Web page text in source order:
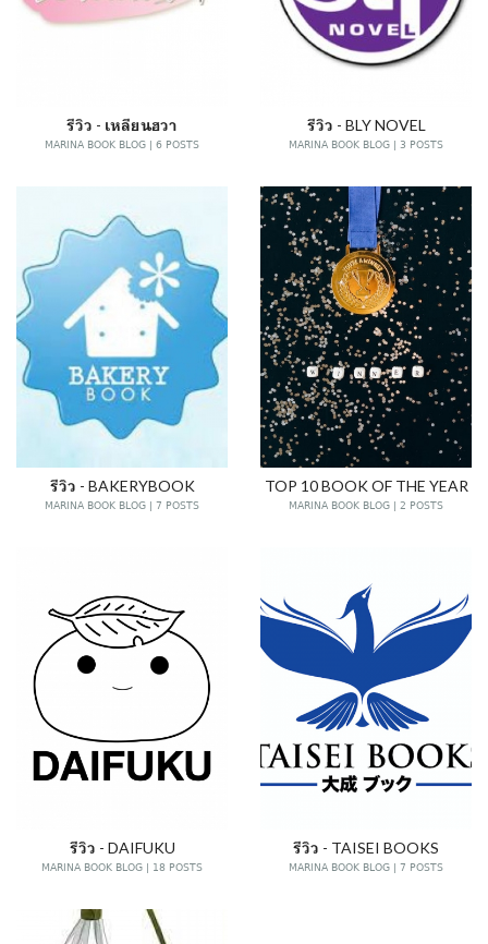
รีวิว - เหลียนฮวา
MARINA BOOK BLOG | 6 POSTS
รีวิว - BLY NOVEL
MARINA BOOK BLOG | 3 POSTS
รีวิว - BAKERYBOOK
MARINA BOOK BLOG | 7 POSTS
TOP 10 BOOK OF THE YEAR
MARINA BOOK BLOG | 2 POSTS
รีวิว - DAIFUKU
MARINA BOOK BLOG | 18 POSTS
รีวิว - TAISEI BOOKS
MARINA BOOK BLOG | 7 POSTS